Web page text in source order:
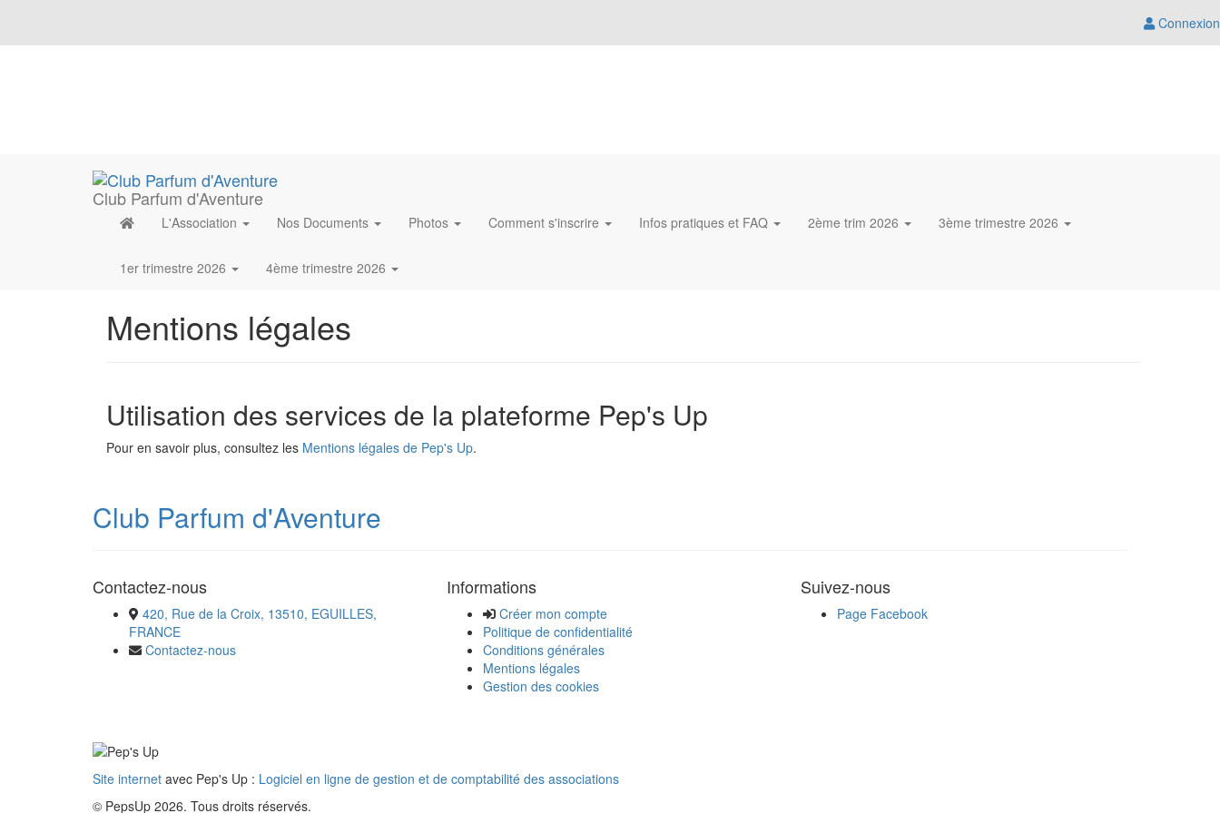
Connexion
Club Parfum d'Aventure
L'Association Nos Documents Photos Comment s'inscrire Infos pratiques et FAQ 2ème trim 2026 3ème trimestre 2026
1er trimestre 2026 4ème trimestre 2026
Mentions légales
Utilisation des services de la plateforme Pep's Up
Pour en savoir plus, consultez les Mentions légales de Pep's Up.
Club Parfum d'Aventure
Contactez-nous
420, Rue de la Croix, 13510, EGUILLES,
FRANCE
Contactez-nous
Informations
Créer mon compte
Politique de confidentialité
Conditions générales
Mentions légales
Gestion des cookies
Suivez-nous
Page Facebook
Site internet avec Pep's Up : Logiciel en ligne de gestion et de comptabilité des associations
© PepsUp 2026. Tous droits réservés.